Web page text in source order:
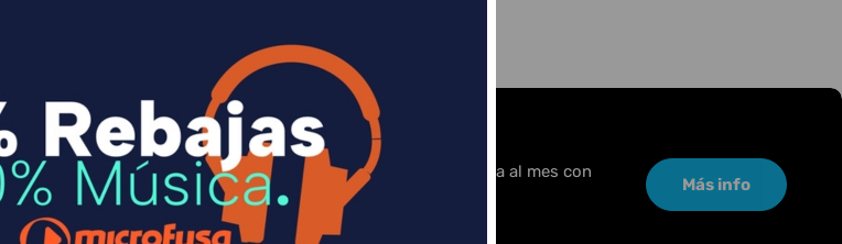
Divide en 3 sin coste o hasta en 18 meses por una pequeña cuota al mes con
Sequra
Más info